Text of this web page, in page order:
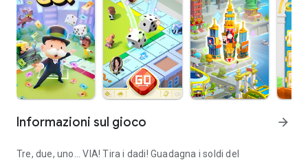
Informazioni sul gioco arrow_forward
Tre, due, uno... VIA! Tira i dadi! Guadagna i soldi del